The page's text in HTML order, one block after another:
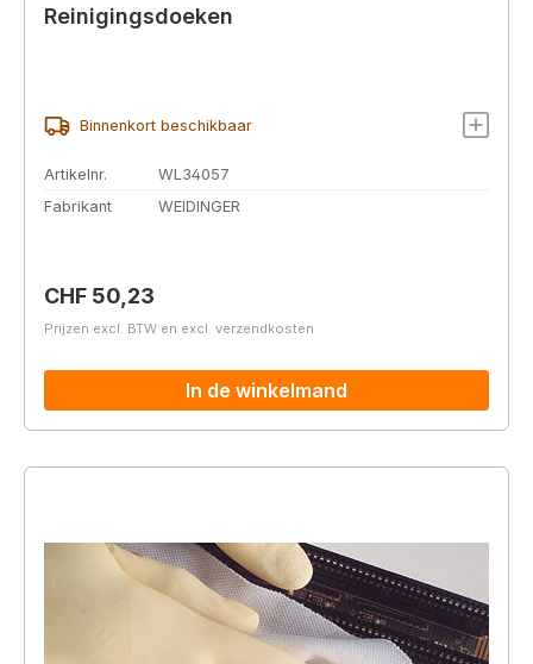
Reinigingsdoeken
Binnenkort beschikbaar
Artikelnr.
WL34057
Fabrikant
WEIDINGER
Normale prijs:
CHF 50,23
Prijzen excl. BTW en excl. verzendkosten
In de winkelmand